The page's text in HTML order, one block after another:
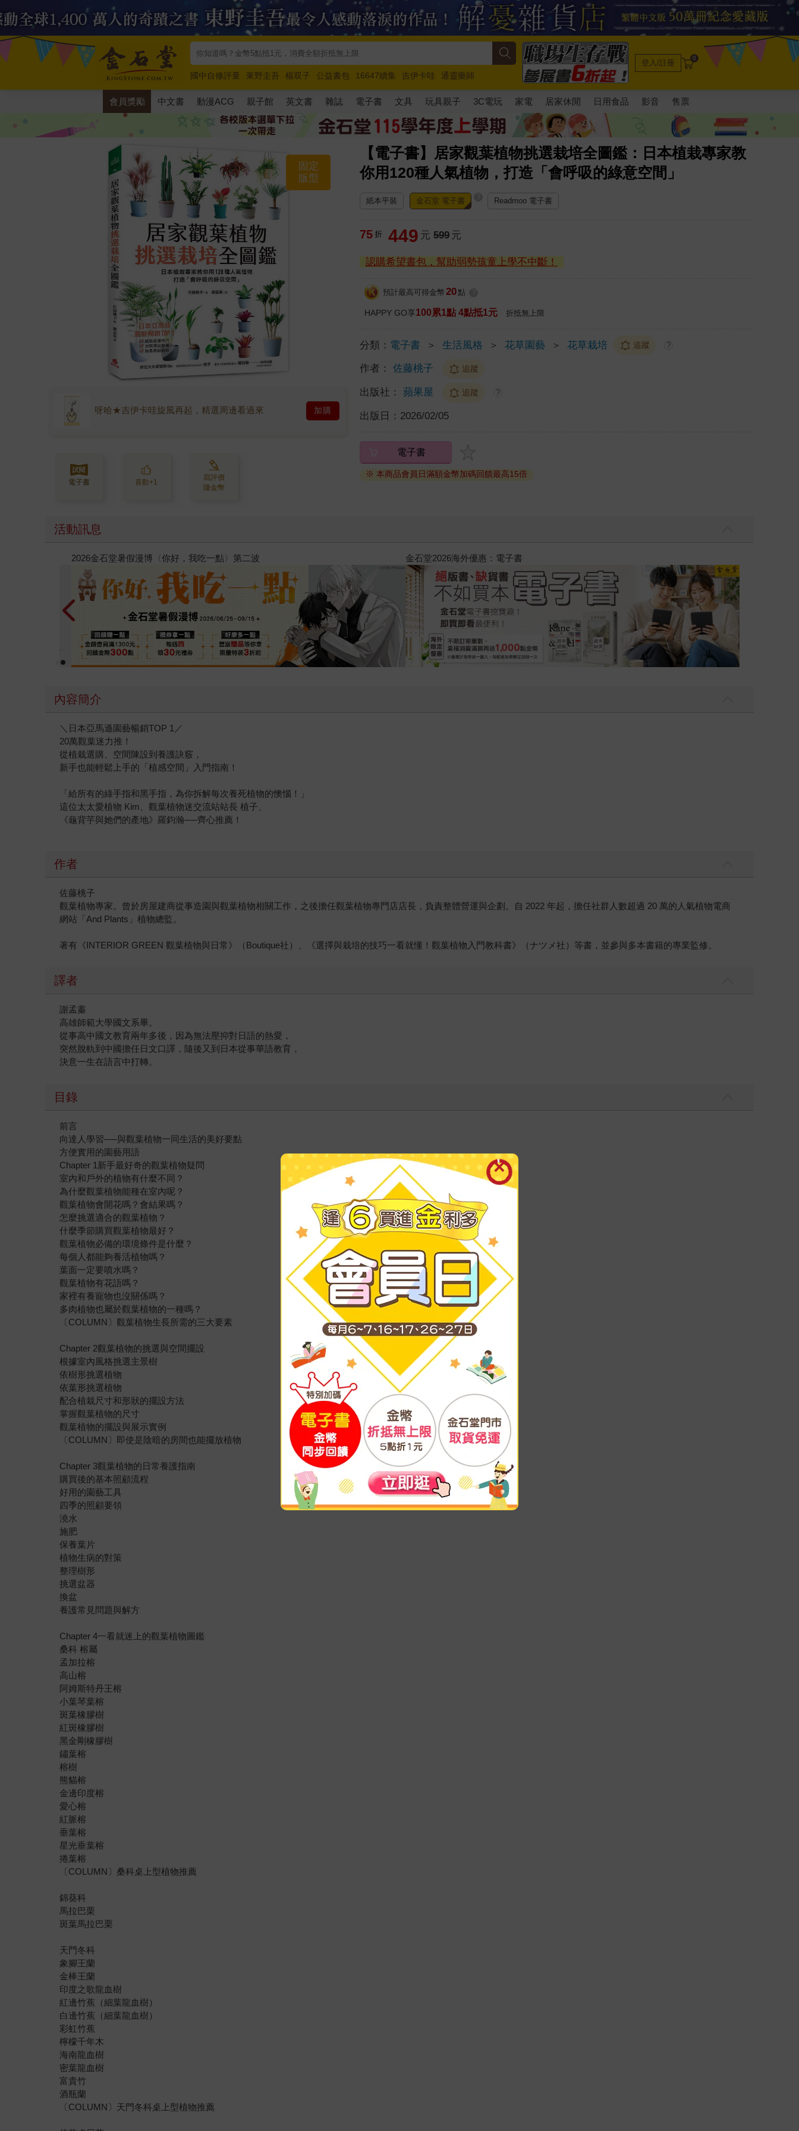
國中自修評量 東野圭吾 楊双子 公益書包 16647續集 吉伊卡哇
通靈藥師
唯紅花綻放
奧德賽 路邊攤新作 馬斯克 玩具總動員5 超慢跑
登入/註冊 0
會員獎勵 中文書 動漫ACG 親子館 英文書 雜誌 電子書 文具 玩具親子 3C電玩 家電 居家休閒 日用食品 影音 售票
【電子書】居家觀葉植物挑選栽培全圖鑑：日本植栽專家教
你用120種人氣植物，打造「會呼吸的綠意空間」
固定
版型
呀哈★吉伊卡哇旋風再起，精選周邊看過來 加購
電子書 喜歡+1
寫評價
賺金幣
紙本平裝 金石堂 電子書 Readmoo 電子書
75 折 449 元 599 元
認購希望書包，幫助弱勢孩童上學不中斷！
預計最高可得金幣 20 點
HAPPY GO享100累1點 4點抵1元 折抵無上限
分類： 電子書 ＞ 生活風格 ＞ 花草園藝 ＞ 花草栽培 追蹤 ?
作者： 佐藤桃子 追蹤
出版社： 蘋果屋 追蹤 ?
出版日： 2026/02/05
電子書
※ 本商品會員日滿額金幣加碼回饋最高15倍
活動訊息
春光ｘ奇幻基地｜全書系展 2026金石堂暑假漫博〈你好，我吃一點〉第二波
內容簡介
＼日本亞馬遜園藝暢銷TOP 1／
20萬觀葉迷力推！
從植栽選購、空間陳設到養護訣竅，
新手也能輕鬆上手的「植感空間」入門指南！
「給所有的綠手指和黑手指，為你拆解每次養死植物的懊惱！」
這位太太愛植物 Kim、觀葉植物迷交流站站長 植子、
《龜背芋與她們的產地》羅鈞瀚──齊心推薦！
作者
佐藤桃子
觀葉植物專家。曾於房屋建商從事造園與觀葉植物相關工作，之後擔任觀葉植物專門店店長，負責整體營運與企劃。自 2022 年起，擔任社群人數超過 20 萬的人氣植物電商
網站「And Plants」植物總監。
著有《INTERIOR GREEN 觀葉植物與日常》（Boutique社）、《選擇與栽培的技巧一看就懂！觀葉植物入門教科書》（ナツメ社）等書，並參與多本書籍的專業監修。
譯者
謝孟蓁
高雄師範大學國文系畢。
從事高中國文教育兩年多後，因為無法壓抑對日語的熱愛，
突然脫軌到中國擔任日文口譯，隨後又到日本從事華語教育，
決意一生在語言中打轉。
目錄
前言
向達人學習──與觀葉植物一同生活的美好要點
方便實用的園藝用語
Chapter 1新手最好奇的觀葉植物疑問
室內和戶外的植物有什麼不同？
為什麼觀葉植物能種在室內呢？
觀葉植物會開花嗎？會結果嗎？
怎麼挑選適合的觀葉植物？
什麼季節購買觀葉植物最好？
觀葉植物必備的環境條件是什麼？
每個人都能夠養活植物嗎？
葉面一定要噴水嗎？
觀葉植物有花語嗎？
家裡有養寵物也沒關係嗎？
多肉植物也屬於觀葉植物的一種嗎？
〔COLUMN〕觀葉植物生長所需的三大要素
Chapter 2觀葉植物的挑選與空間擺設
根據室內風格挑選主景樹
依樹形挑選植物
依葉形挑選植物
配合植栽尺寸和形狀的擺設方法
掌握觀葉植物的尺寸
觀葉植物的擺設與展示實例
〔COLUMN〕即使是陰暗的房間也能擺放植物
Chapter 3觀葉植物的日常養護指南
購買後的基本照顧流程
好用的園藝工具
四季的照顧要領
澆水
施肥
保養葉片
植物生病的對策
整理樹形
挑選盆器
換盆
養護常見問題與解方
Chapter 4一看就迷上的觀葉植物圖鑑
桑科 榕屬
孟加拉榕
高山榕
阿姆斯特丹王榕
小葉琴葉榕
斑葉橡膠樹
紅斑橡膠樹
黑金剛橡膠樹
鏽葉榕
榕樹
熊貓榕
金邊印度榕
愛心榕
紅脈榕
垂葉榕
星光垂葉榕
捲葉榕
〔COLUMN〕桑科桌上型植物推薦
錦葵科
馬拉巴栗
斑葉馬拉巴栗
天門冬科
象腳王蘭
金棒王蘭
印度之歌龍血樹
紅邊竹蕉（細葉龍血樹）
白邊竹蕉（細葉龍血樹）
彩虹竹蕉
檸檬千年木
海南龍血樹
密葉龍血樹
富貴竹
酒瓶蘭
〔COLUMN〕天門冬科桌上型植物推薦